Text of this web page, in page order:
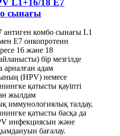
сынағы
комбо сынағы L1
E7 онкопротеин
16 және 18
бір мезгілде
арналған адам
(HPV) немесе
қатысты қауіпті
жылдам
иммунологиялық талдау,
қатысты басқа да
инфекциясын және
бағалау.